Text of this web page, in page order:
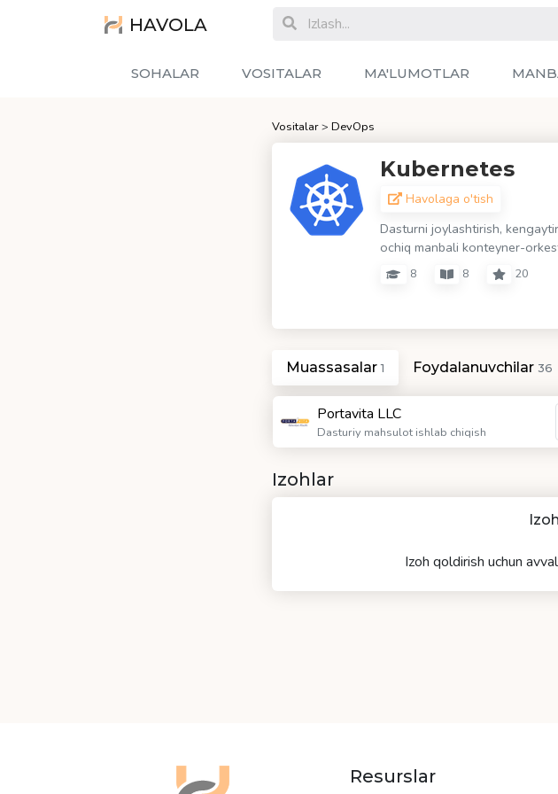
HAVOLA
SOHALAR VOSITALAR MA'LUMOTLAR
Vositalar> DevOps
Kubernetes
Havolaga o'tish
Dasturni joylashtirish,
ochiq manbali konteyner-
8 8 20
Muassasalar1 Foydalanuvchilar 36
Portavita LLC
Dasturiy mahsulot ishlab chiqish
Izohlar
Izoh qoldirish uchun
Resurslar